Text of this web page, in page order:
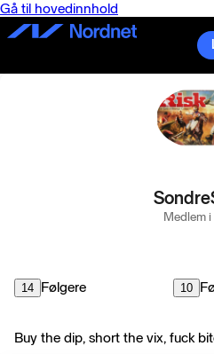
Gå til hovedinnhold
Medlem i
14 Følgere 10
Buy the dip, short the vix, fuck